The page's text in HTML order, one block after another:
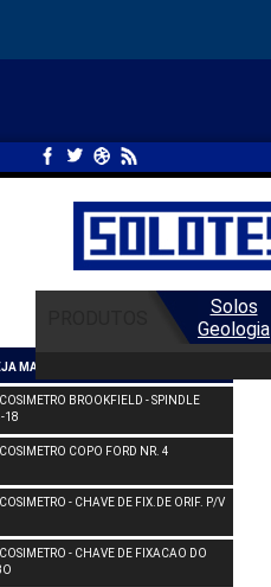
Solos
Geologia
MAIS VISCOSIMETRO
BROOKFIELD - SPINDLE
18
COPO FORD NR. 4
- CHAVE DE FIX.DE ORIF. P/V
- CHAVE DE FIXACAO DO